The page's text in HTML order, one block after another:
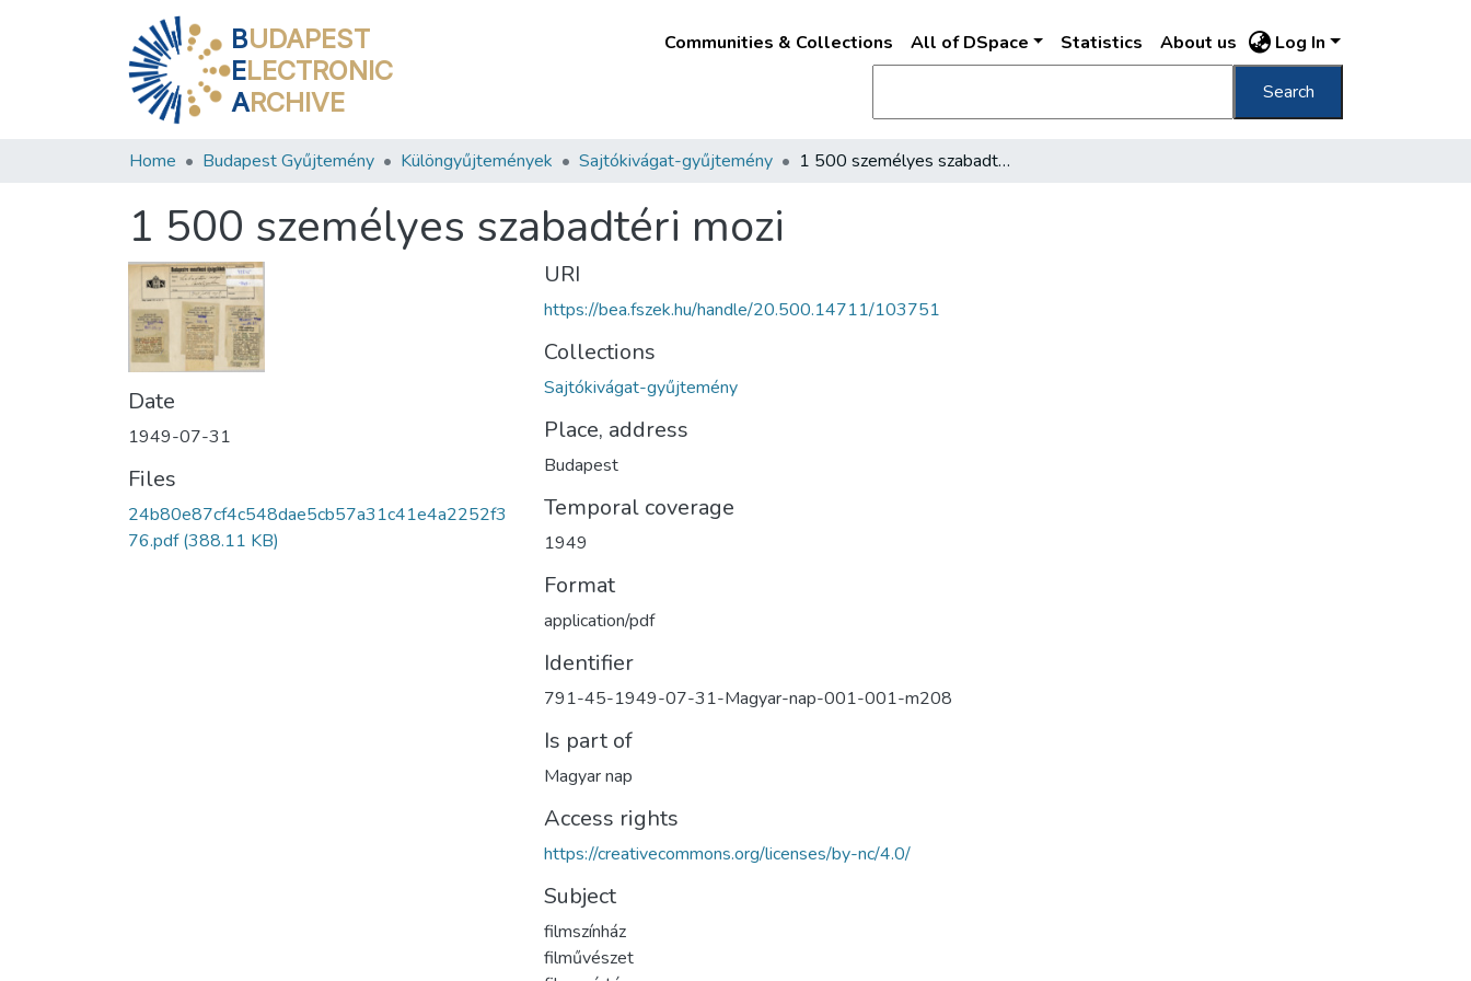
BUDAPEST
ELECTRONIC
ARCHIVE
Communities & Collections All of DSpace Statistics About us Log In
Search
Home Budapest Gyűjtemény Különgyűjtemények Sajtókivágat-gyűjtemény 1 500 személyes szabadtéri mozi
1 500 személyes szabadtéri mozi
Date
1949-07-31
Files
24b80e87cf4c548dae5cb57a31c41e4a2252f3
76.pdf(388.11 KB)
URI
https://bea.fszek.hu/handle/20.500.14711/103751
Collections
Sajtókivágat-gyűjtemény
Place, address
Budapest
Temporal coverage
1949
Format
application/pdf
Identifier
791-45-1949-07-31-Magyar-nap-001-001-m208
Is part of
Magyar nap
Access rights
https://creativecommons.org/licenses/by-nc/4.0/
Subject
filmszínház
filművészet